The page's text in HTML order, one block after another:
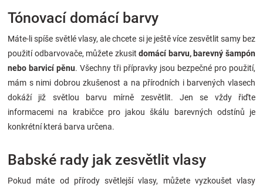
Tónovací domácí barvy
Máte-li spíše světlé vlasy, ale chcete si je ještě více zesvětlit samy bez
použití odbarvovače, můžete zkusitdomácí barvu, barevný šampón
nebo barvicí pěnu. Všechny tři přípravky jsou bezpečné pro použití,
mám s nimi dobrou zkušenost a na přírodních i barvených vlasech
dokáží již světlou barvu mírně zesvětlit. Jen se vždy řiďte
informacemi na krabičce pro jakou škálu barevných odstínů je
konkrétní která barva určena.
Babské rady jak zesvětlit vlasy
Pokud máte od přírody světlejší vlasy, můžete vyzkoušet vlasy